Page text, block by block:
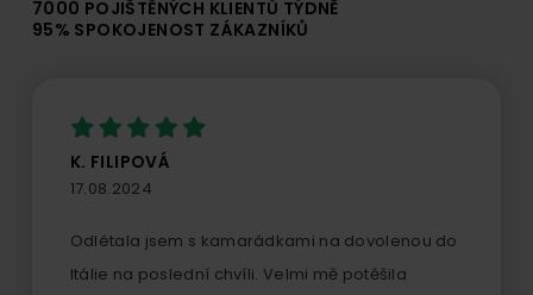
7000 POJIŠTĚNÝCH KLIENTŮ TÝDNĚ
95% SPOKOJENOST ZÁKAZNÍKŮ
K. FILIPOVÁ
17.08.2024
Odlétala jsem s kamarádkami na dovolenou do
Itálie na poslední chvíli. Velmi mě potěšila